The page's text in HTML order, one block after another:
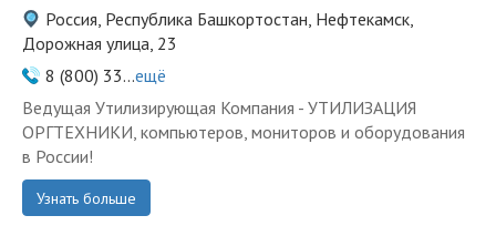
Россия, Республика Башкортостан, Нефтекамск,
Дорожная улица, 23
8 (800) 33...ещё
Ведущая Утилизирующая Компания - УТИЛИЗАЦИЯ
ОРГТЕХНИКИ, компьютеров, мониторов и оборудования
в России!
Узнать больше